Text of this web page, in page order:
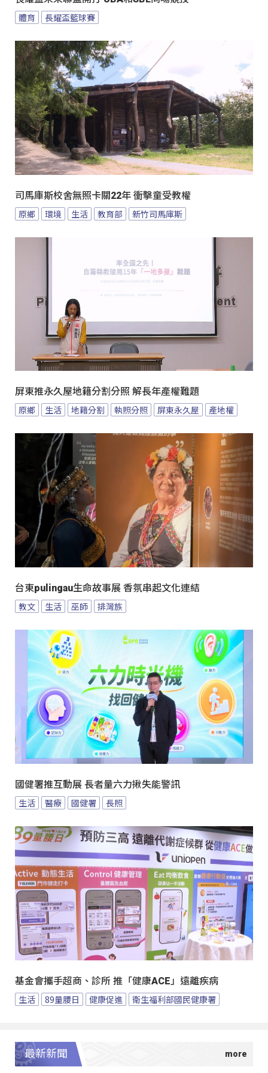
體育 長耀盃籃球賽
司馬庫斯校舍無照卡關22年 衝擊童受教權
原鄉 環境 生活 教育部 新竹司馬庫斯
屏東推永久屋地籍分割分照 解長年產權難題
原鄉 生活 地籍分割 執照分照 屏東永久屋 產地權
台東pulingau生命故事展 香氛串起文化連結
教文 生活 巫師 排灣族
國健署推互動展 長者量六力揪失能警訊
生活 醫療 國健署 長照
基金會攜手超商、診所 推「健康ACE」遠離疾病
生活 89量腰日 健康促進 衛生福利部國民健康署
最新新聞